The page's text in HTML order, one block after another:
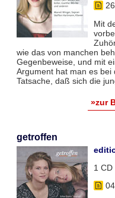
Mit
wie das von manchen
Gegenbeweise, und mit
Argument hat man es bei
Tatsache, daß sich die
»zur
getroffen
1 CD